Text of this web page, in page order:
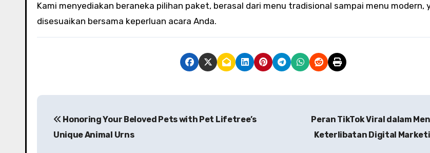
Kami menyediakan beraneka pilihan paket, berasal dari menu tradisional sampai menu modern,
disesuaikan bersama keperluan acara Anda.
P
Honoring Your Beloved Pets with Pet Lifetree’s
Unique Animal Urns
Peran TikTok Viral dalam
Keterlibatan Digital